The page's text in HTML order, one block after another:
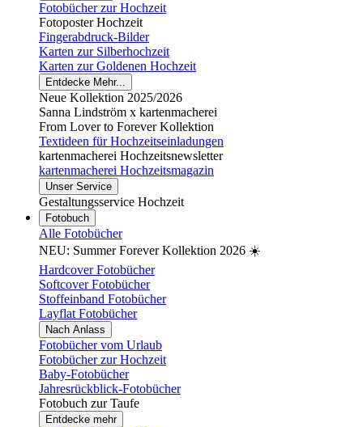
Fotobücher zur Hochzeit
Fotoposter Hochzeit
Fingerabdruck-Bilder
Karten zur Silberhochzeit
Karten zur Goldenen Hochzeit
Entdecke Mehr...
Neue Kollektion 2025/2026
Sanna Lindström x kartenmacherei
From Lover to Forever Kollektion
Textideen für Hochzeitseinladungen
kartenmacherei Hochzeitsnewsletter
kartenmacherei Hochzeitsmagazin
Unser Service
Gestaltungsservice Hochzeit
Fotobuch
Alle Fotobücher
NEU: Summer Forever Kollektion 2026 ☀️
Hardcover Fotobücher
Softcover Fotobücher
Stoffeinband Fotobücher
Layflat Fotobücher
Nach Anlass
Fotobücher vom Urlaub
Fotobücher zur Hochzeit
Baby-Fotobücher
Jahresrückblick-Fotobücher
Fotobuch zur Taufe
Entdecke mehr